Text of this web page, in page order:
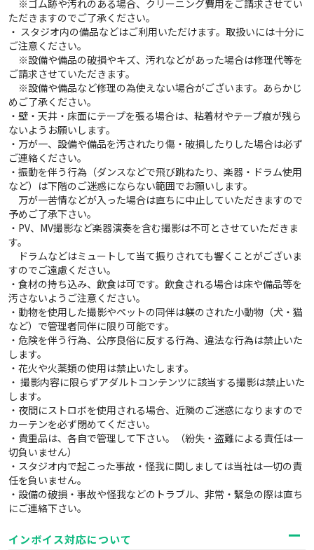
※ゴム跡や汚れのある場合、クリーニング費用をご請求させてい
ただきますのでご了承ください。
・ スタジオ内の備品などはご利用いただけます。取扱いには十分に
ご注意ください。
※設備や備品の破損やキズ、汚れなどがあった場合は修理代等を
ご請求させていただきます。
※設備や備品など修理の為使えない場合がございます。あらかじ
めご了承ください。
・壁・天井・床面にテープを張る場合は、粘着材やテープ痕が残ら
ないようお願いします。
・万が一、設備や備品を汚されたり傷・破損したりした場合は必ず
ご連絡ください。
・振動を伴う行為（ダンスなどで飛び跳ねたり、楽器・ドラム使用
など）は下階のご迷惑にならない範囲でお願いします。
万が一苦情などが入った場合は直ちに中止していただきますので
予めご了承下さい。
・PV、MV撮影など楽器演奏を含む撮影は不可とさせていただきま
す。
ドラムなどはミュートして当て振りされても響くことがございま
すのでご遠慮ください。
・食材の持ち込み、飲食は可です。飲食される場合は床や備品等を
汚さないようご注意ください。
・動物を使用した撮影やペットの同伴は躾のされた小動物（犬・猫
など）で管理者同伴に限り可能です。
・危険を伴う行為、公序良俗に反する行為、違法な行為は禁止いた
します。
・花火や火薬類の使用は禁止いたします。
・ 撮影内容に限らずアダルトコンテンツに該当する撮影は禁止いた
します。
・夜間にストロボを使用される場合、近隣のご迷惑になりますので
カーテンを必ず閉めてください。
・貴重品は、各自で管理して下さい。（紛失・盗難による責任は一
切負いません）
・スタジオ内で起こった事故・怪我に関しましては当社は一切の責
任を負いません。
・設備の破損・事故や怪我などのトラブル、非常・緊急の際は直ち
にご連絡下さい。
インボイス対応について